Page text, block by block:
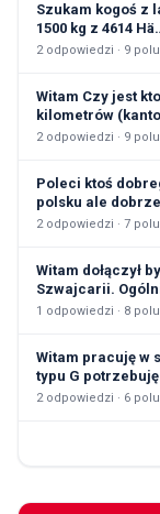
Szukam kogoś z
1500 kg z 4614
2odpowiedzi · 9
Witam Czy jest
kilometrów
2odpowiedzi · 9
Poleci ktoś
polsku ale
2odpowiedzi · 7
Witam dołączył
Szwajcarii.
1 odpowiedzi · 8
Witam pracuję w
typu G
2odpowiedzi · 6